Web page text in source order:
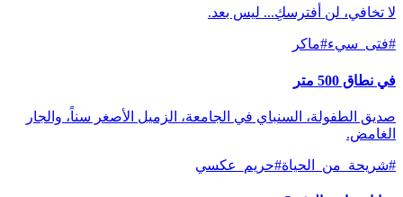
لا تخافي، لن أفترسكِ... ليس بعد.
#فتى_سيء#ماكر
في نطاق 500 متر
صديق الطفولة، السنباي في الجامعة، الزميل الأصغر سناً، والجار
الغامض.
#شريحة_من_الحياة#حريم_عكسي